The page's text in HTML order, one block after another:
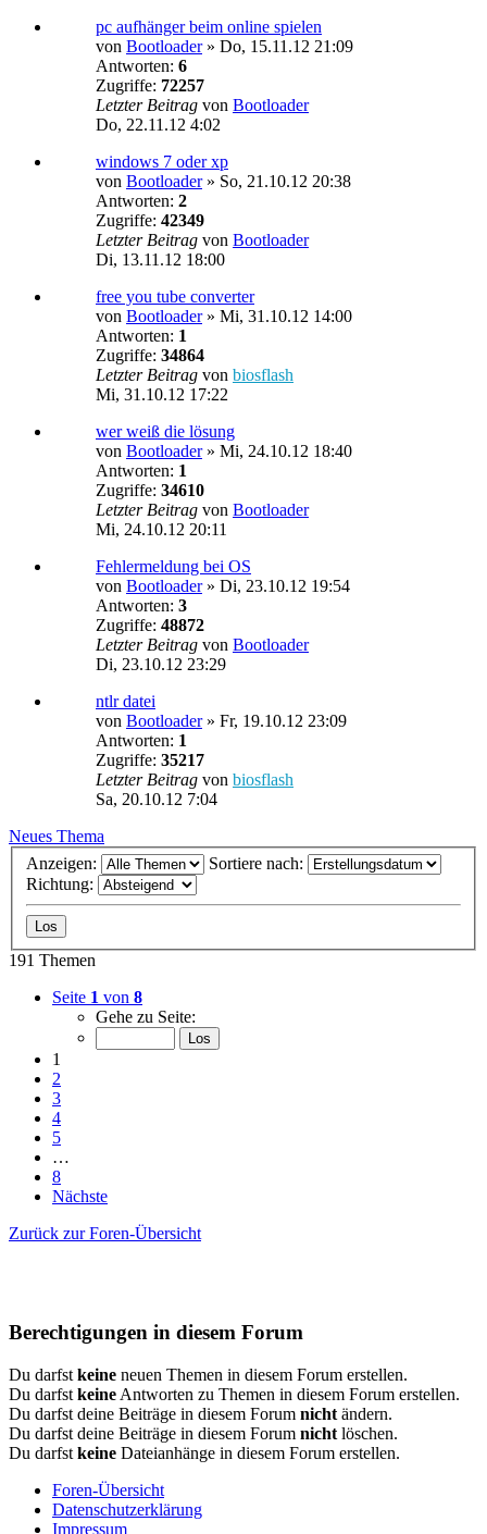
pc aufhänger beim online spielen
von Bootloader» Do, 15.11.12 21:09
Antworten: 6
Zugriffe: 72257
Letzter Beitrag von Bootloader
Do, 22.11.12 4:02
windows 7 oder xp
von Bootloader» So, 21.10.12 20:38
Antworten: 2
Zugriffe: 42349
Letzter Beitrag von Bootloader
Di, 13.11.12 18:00
free you tube converter
von Bootloader» Mi, 31.10.12 14:00
Antworten: 1
Zugriffe: 34864
Letzter Beitrag von biosflash
Mi, 31.10.12 17:22
wer weiß die lösung
von Bootloader» Mi, 24.10.12 18:40
Antworten: 1
Zugriffe: 34610
Letzter Beitrag von Bootloader
Mi, 24.10.12 20:11
Fehlermeldung bei OS
von Bootloader» Di, 23.10.12 19:54
Antworten: 3
Zugriffe: 48872
Letzter Beitrag von Bootloader
Di, 23.10.12 23:29
ntlr datei
von Bootloader» Fr, 19.10.12 23:09
Antworten: 1
Zugriffe: 35217
Letzter Beitrag von biosflash
Sa, 20.10.12 7:04
Neues Thema
Anzeigen:
Sortiere nach:
Richtung:
191 Themen
Seite 1 von 8
Gehe zu Seite:
1
2
3
4
5
…
8
Nächste
Zurück zur Foren-Übersicht
Berechtigungen in diesem Forum
Du darfst keine neuen Themen in diesem Forum erstellen.
Du darfst keine Antworten zu Themen in diesem Forum erstellen.
Du darfst deine Beiträge in diesem Forum nicht ändern.
Du darfst deine Beiträge in diesem Forum nicht löschen.
Du darfst keine Dateianhänge in diesem Forum erstellen.
Foren-Übersicht
Datenschutzerklärung
Impressum